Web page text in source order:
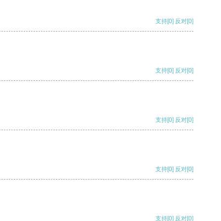
支持[0] 反对[0]
支持[0] 反对[0]
支持[0] 反对[0]
支持[0] 反对[0]
支持[0] 反对[0]